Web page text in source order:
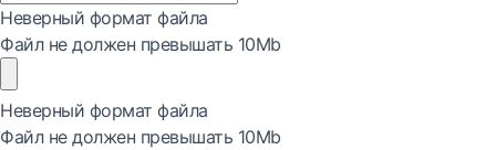
Неверный формат файла
Файл не должен превышать 10Mb
Неверный формат файла
Файл не должен превышать 10Mb